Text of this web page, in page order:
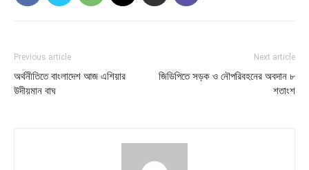
Previous article
অর্থনীতিতে বাংলাদেশ আজ এশিয়ার
উদীয়মান বাঘ
Next article
জিডিপিতে সড়ক ও নৌপরিবহনের অবদান ৮
শতাংশ